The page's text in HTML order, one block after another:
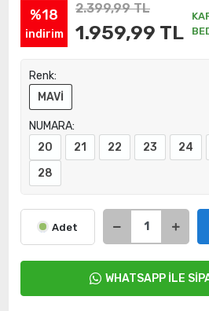
%18
indirim
2.399,99 TL
1.959,99 TL
Renk:
MAVİ
NUMARA:
20
21 22 23 24
28
Adet
WHATSAPP İLE